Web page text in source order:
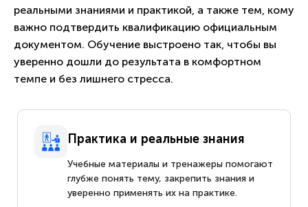
реальными знаниями и практикой, а также тем, кому
важно подтвердить квалификацию официальным
документом. Обучение выстроено так, чтобы вы
уверенно дошли до результата в комфортном
темпе и без лишнего стресса.
Практика и реальные знания
Учебные материалы и тренажеры помогают
глубже понять тему, закрепить знания и
уверенно применять их на практике.